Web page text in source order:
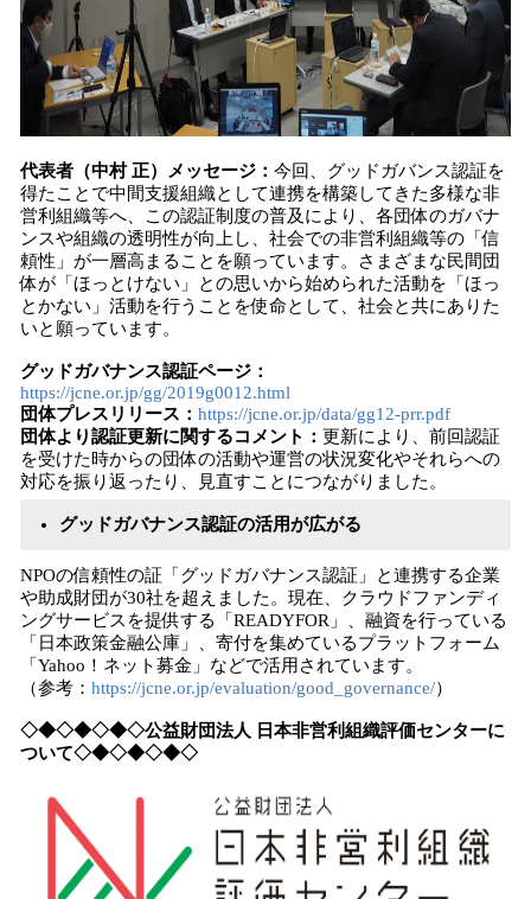
代表者（中村 正）メッセージ： 今回、グッドガバンス認証を
得たことで中間支援組織として連携を構築してきた多様な非
営利組織等へ、この認証制度の普及により、各団体のガバナ
ンスや組織の透明性が向上し、社会での非営利組織等の「信
頼性」が一層高まることを願っています。さまざまな民間団
体が「ほっとけない」との思いから始められた活動を「ほっ
とかない」活動を行うことを使命として、社会と共にありた
いと願っています。
グッドガバナンス認証ページ：
https://jcne.or.jp/gg/2019g0012.html
団体プレスリリース： https://jcne.or.jp/data/gg12-prr.pdf
団体より認証更新に関するコメント： 更新により、前回認証
を受けた時からの団体の活動や運営の状況変化やそれらへの
対応を振り返ったり、見直すことにつながりました。
グッドガバナンス認証の活用が広がる
NPOの信頼性の証「グッドガバナンス認証」と連携する企業
や助成財団が30社を超えました。現在、クラウドファンディ
ングサービスを提供する「READYFOR」、融資を行っている
「日本政策金融公庫」、寄付を集めているプラットフォーム
「Yahoo！ネット募金」などで活用されています。
（参考： https://jcne.or.jp/evaluation/good_governance/）
◇◆◇◆◇◆◇公益財団法人 日本非営利組織評価センターに
ついて◇◆◇◆◇◆◇